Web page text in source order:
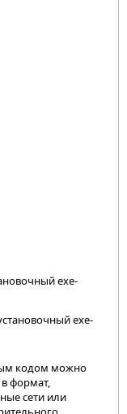
exe-
exe-
кодом можно
формат,
сети или